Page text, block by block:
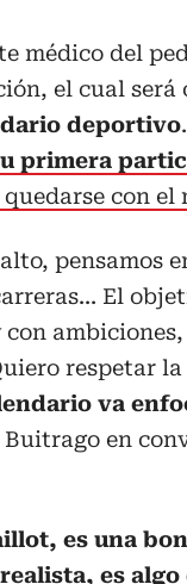
médico del
el cual
deportivo
primera
con
pensamos
El
ambiciones,
respetar
va
Buitrago en
es una
es